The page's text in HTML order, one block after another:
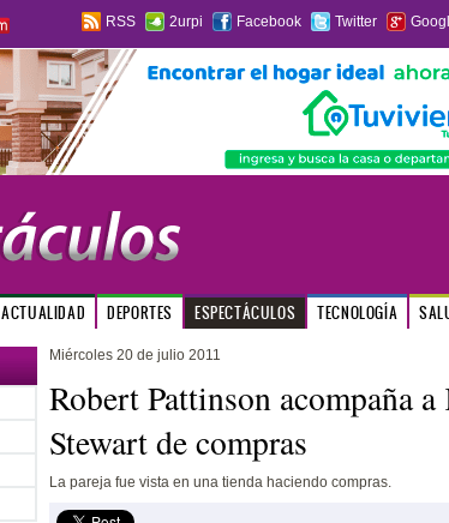
RSS 2urpi Facebook Twitter
ACTUALIDAD DEPORTES ESPECTÁCULOS TECNOLOGÍA
Miércoles 20 de julio 2011
Robert Pattinson acompaña
Stewart de compras
La pareja fue vista en una tienda haciendo compras.